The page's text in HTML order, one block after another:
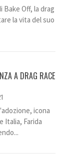
Off, la drag
la vita del suo
A DRAG RACE
icona
Italia, Farida